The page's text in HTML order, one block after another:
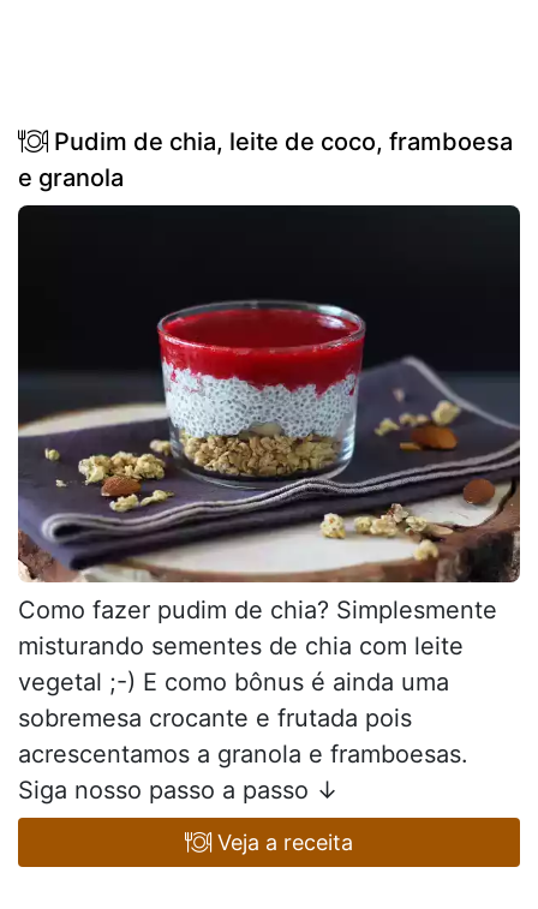
Pudim de chia, leite de coco, framboesa
e granola
Como fazer pudim de chia? Simplesmente
misturando sementes de chia com leite
vegetal ;-) E como bônus é ainda uma
sobremesa crocante e frutada pois
acrescentamos a granola e framboesas.
Siga nosso passo a passo ↓
Veja a receita